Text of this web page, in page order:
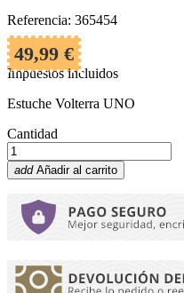
Referencia: 365454
49,99 €
Impuestos incluidos
Estuche Volterra UNO
Cantidad
add Añadir al carrito